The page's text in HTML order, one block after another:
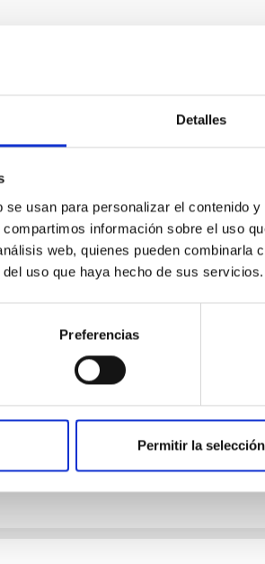
Detalles
usan para personalizar el contenido
información sobre el uso
web, quienes pueden combinarla
uso que haya hecho de sus servicios.
Preferencias
Permitir la selección
y Astrobiología
vida en el Universo se ha visto
de planetas alrededor de
cada vez más numerosos de
últimos avances